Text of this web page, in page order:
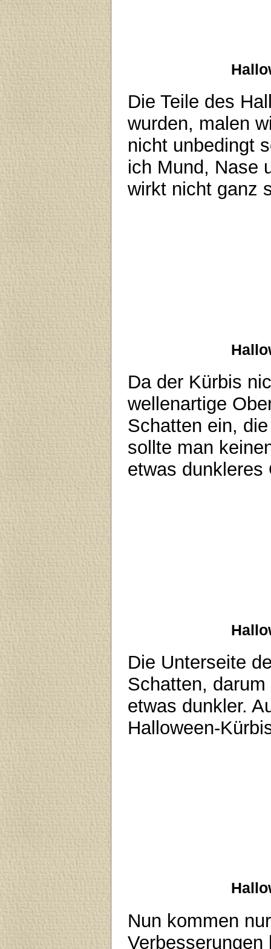
Die Teile des
wurden, malen
nicht unbedingt
ich Mund, Nase
wirkt nicht ganz
Da der Kürbis
wellenartige
Schatten ein,
sollte man
etwas dunkleres
Die Unterseite
Schatten,
etwas dunkler.
Halloween-
Nun kommen